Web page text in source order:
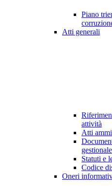
Piano
Atti generali
attività
Atti
gestionale
Statuti e
Codice
Oneri